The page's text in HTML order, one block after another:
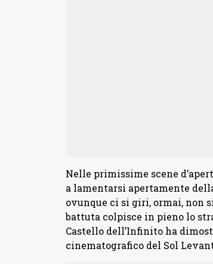
Nelle primissime scene
a lamentarsi apertamente
ovunque ci si giri, ormai, non
battuta colpisce in pieno lo
Castello dell’Infinito ha
cinematografico del Sol